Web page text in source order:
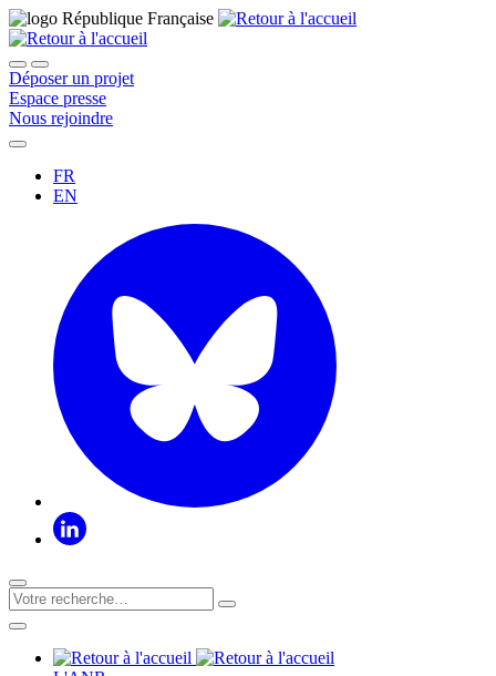
Déposer un projet
Espace presse
Nous rejoindre
FR
EN